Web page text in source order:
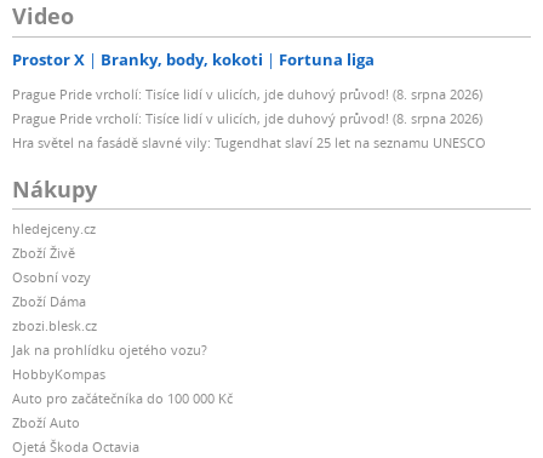
Video
Prostor X Branky, body, kokoti Fortuna liga
Prague Pride vrcholí: Tisíce lidí v ulicích, jde duhový průvod! (8. srpna 2026)
Prague Pride vrcholí: Tisíce lidí v ulicích, jde duhový průvod! (8. srpna 2026)
Hra světel na fasádě slavné vily: Tugendhat slaví 25 let na seznamu UNESCO
Nákupy
hledejceny.cz
Zboží Živě
Osobní vozy
Zboží Dáma
zbozi.blesk.cz
Jak na prohlídku ojetého vozu?
HobbyKompas
Auto pro začátečníka do 100 000 Kč
Zboží Auto
Ojetá Škoda Octavia